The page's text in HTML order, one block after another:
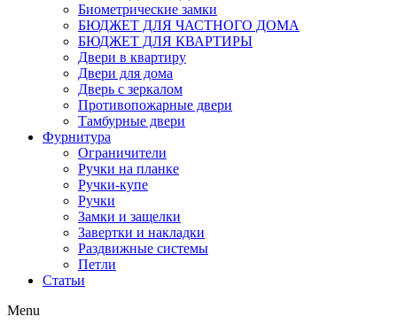
Биометрические замки
БЮДЖЕТ ДЛЯ ЧАСТНОГО ДОМА
БЮДЖЕТ ДЛЯ КВАРТИРЫ
Двери в квартиру
Двери для дома
Дверь с зеркалом
Противопожарные двери
Тамбурные двери
Фурнитура
Ограничители
Ручки на планке
Ручки-купе
Ручки
Замки и защелки
Завертки и накладки
Раздвижные системы
Петли
Статьи
Menu